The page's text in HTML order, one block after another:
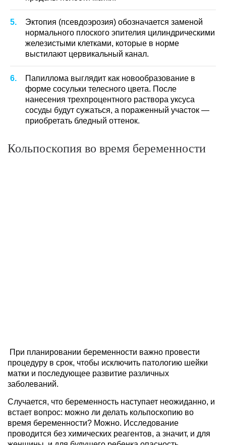
Эктопия (псевдоэрозия) обозначается заменой
нормального плоского эпителия цилиндрическими
железистыми клетками, которые в норме
выстилают цервикальный канал.
Папиллома выглядит как новообразование в
форме сосульки телесного цвета. После
нанесения трехпроцентного раствора уксуса
сосуды будут сужаться, а пораженный участок —
приобретать бледный оттенок.
Кольпоскопия во время беременности
При планировании беременности важно провести
процедуру в срок, чтобы исключить патологию шейки
матки и последующее развитие различных
заболеваний.
Случается, что беременность наступает неожиданно, и
встает вопрос: можно ли делать кольпоскопию во
время беременности? Можно. Исследование
проводится без химических реагентов, а значит, и для